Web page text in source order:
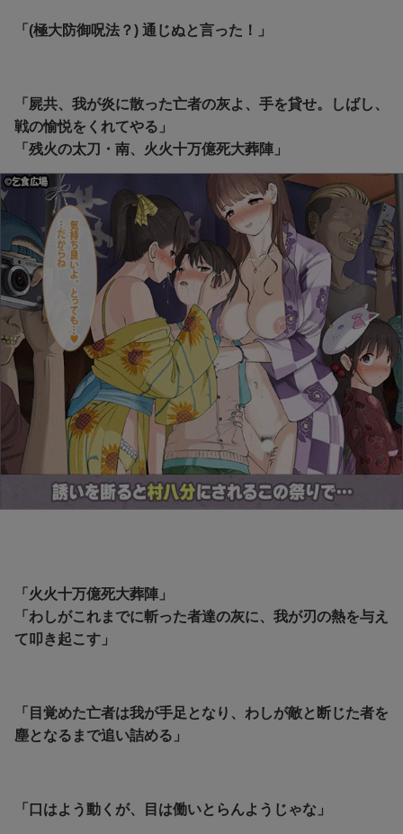
「(極大防御呪法？) 通じぬと言った！」
「屍共、我が炎に散った亡者の灰よ、手を貸せ。しばし、
戦の愉悦をくれてやる」
「残火の太刀・南、火火十万億死大葬陣」
「火火十万億死大葬陣」
「わしがこれまでに斬った者達の灰に、我が刃の熱を与え
て叩き起こす」
「目覚めた亡者は我が手足となり、わしが敵と断じた者を
塵となるまで追い詰める」
「口はよう動くが、目は働いとらんようじゃな」